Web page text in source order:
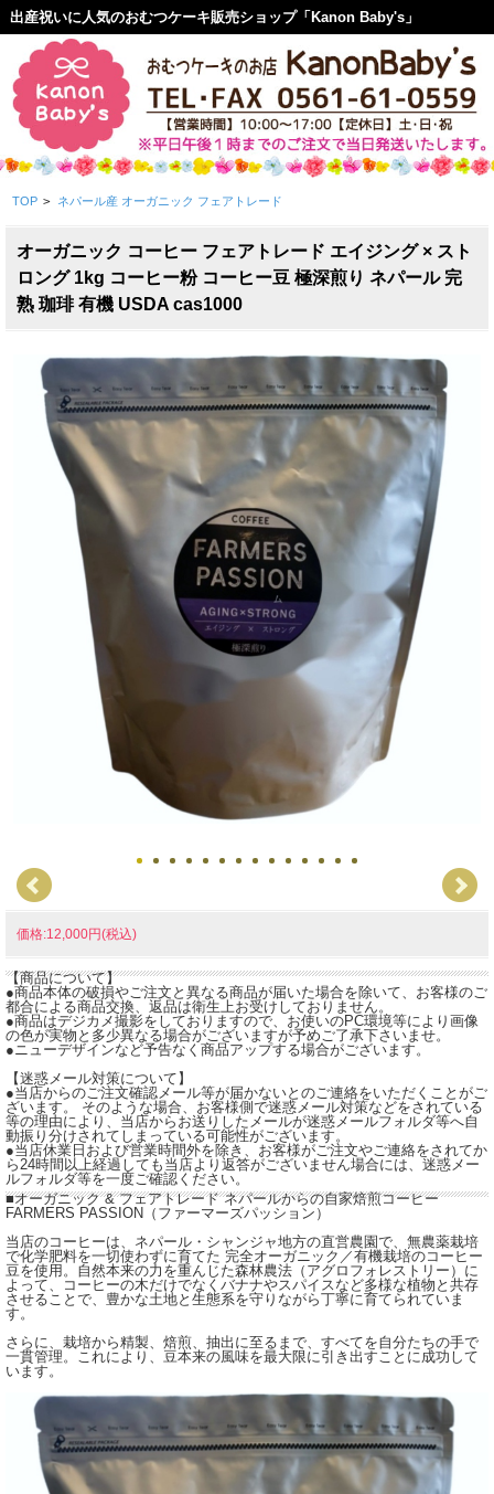
出産祝いに人気のおむつケーキ販売ショップ「Kanon Baby's」
TOP > ネパール産 オーガニック フェアトレード
オーガニック コーヒー フェアトレード エイジング × スト
ロング 1kg コーヒー粉 コーヒー豆 極深煎り ネパール 完
熟 珈琲 有機 USDA cas1000
価格:12,000円(税込)
【商品について】
●商品本体の破損やご注文と異なる商品が届いた場合を除いて、お客様のご
都合による商品交換、返品は衛生上お受けしておりません。
●商品はデジカメ撮影をしておりますので、お使いのPC環境等により画像
の色が実物と多少異なる場合がございますが予めご了承下さいませ。
●ニューデザインなど予告なく商品アップする場合がございます。
【迷惑メール対策について】
●当店からのご注文確認メール等が届かないとのご連絡をいただくことがご
ざいます。 そのような場合、お客様側で迷惑メール対策などをされている
等の理由により、当店からお送りしたメールが迷惑メールフォルダ等へ自
動振り分けされてしまっている可能性がございます。
●当店休業日および営業時間外を除き、お客様がご注文やご連絡をされてか
ら24時間以上経過しても当店より返答がございません場合には、迷惑メー
ルフォルダ等を一度ご確認ください。
■オーガニック & フェアトレード ネパールからの自家焙煎コーヒー
FARMERS PASSION（ファーマーズパッション）
当店のコーヒーは、ネパール・シャンジャ地方の直営農園で、無農薬栽培
で化学肥料を一切使わずに育てた 完全オーガニック／有機栽培のコーヒー
豆を使用。自然本来の力を重んじた森林農法（アグロフォレストリー）に
よって、コーヒーの木だけでなくバナナやスパイスなど多様な植物と共存
させることで、豊かな土地と生態系を守りながら丁寧に育てられていま
す。
さらに、栽培から精製、焙煎、抽出に至るまで、すべてを自分たちの手で
一貫管理。これにより、豆本来の風味を最大限に引き出すことに成功して
います。